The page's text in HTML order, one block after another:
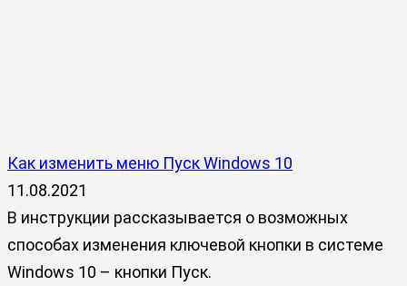
Как изменить меню Пуск Windows 10
11.08.2021
В инструкции рассказывается о возможных
способах изменения ключевой кнопки в системе
Windows 10 – кнопки Пуск.